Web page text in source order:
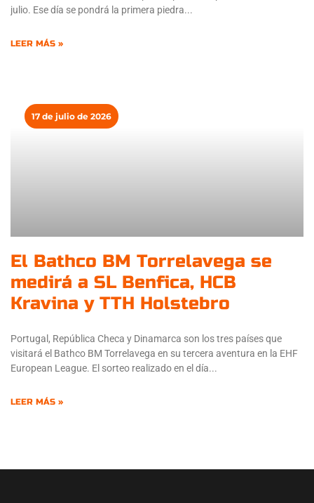
julio. Ese día se pondrá la primera piedra
LEER MÁS »
El Bathco BM Torrelavega se
medirá a SL Benfica, HCB
Kravina y TTH Holstebro
Portugal, República Checa y Dinamarca son los tres países que
visitará el Bathco BM Torrelavega en su tercera aventura en la EHF
European League. El sorteo realizado en el día
LEER MÁS »
17 de julio de 2026